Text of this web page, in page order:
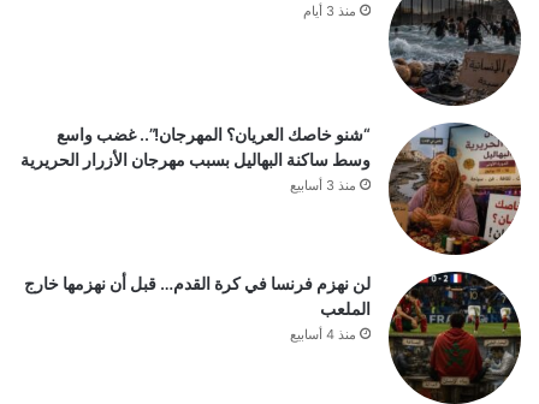
منذ 3 أيام
“شنو خاصك العريان؟ المهرجان!”.. غضب واسع
وسط ساكنة البهاليل بسبب مهرجان الأزرار الحريرية
منذ 3 أسابيع
لن نهزم فرنسا في كرة القدم… قبل أن نهزمها خارج
الملعب
منذ 4 أسابيع